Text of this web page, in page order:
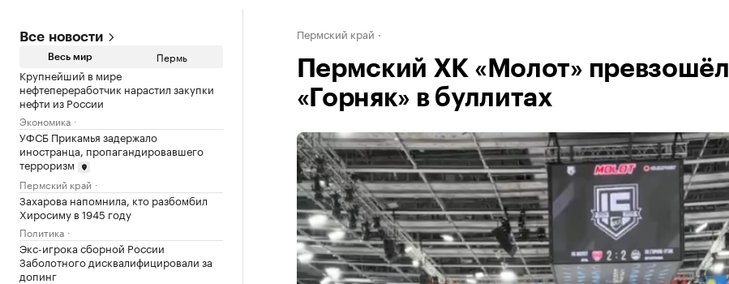
Все новости
Весь мир Пермь
Крупнейший в мире
нефтепереработчик нарастил закупки
нефти из России
Экономика
УФСБ Прикамья задержало
иностранца, пропагандировавшего
терроризм
Пермский край
Захарова напомнила, кто разбомбил
Хиросиму в 1945 году
Политика
Экс-игрока сборной России
Заболотного дисквалифицировали за
допинг
Пермский край
Пермский ХК «Молот» превзошёл
«Горняк» в буллитах